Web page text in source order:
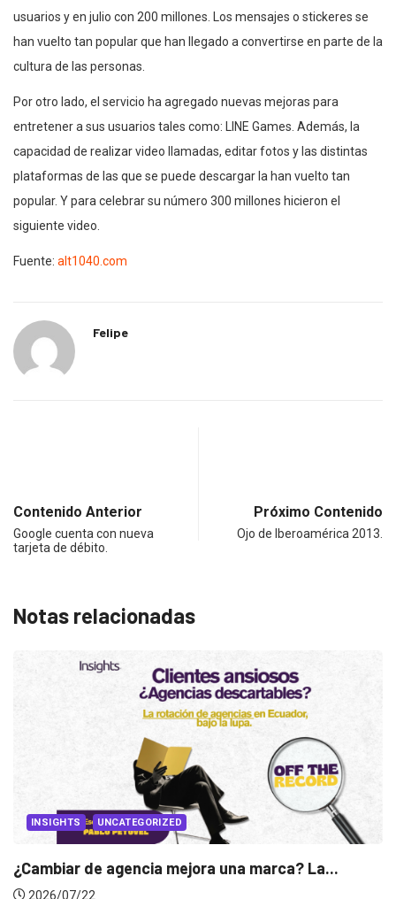
usuarios y en julio con 200 millones. Los mensajes o stickeres se
han vuelto tan popular que han llegado a convertirse en parte de la
cultura de las personas.
Por otro lado, el servicio ha agregado nuevas mejoras para
entretener a sus usuarios tales como: LINE Games. Además, la
capacidad de realizar video llamadas, editar fotos y las distintas
plataformas de las que se puede descargar la han vuelto tan
popular. Y para celebrar su número 300 millones hicieron el
siguiente video.
Fuente: alt1040.com
Felipe
Contenido Anterior
Google cuenta con nueva
tarjeta de débito.
Próximo Contenido
Ojo de Iberoamérica 2013.
Notas relacionadas
una marca? La... INSIGHTS